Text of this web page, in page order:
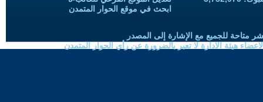
ابحث في موقع الحوار المتمدن
متاحة للجميع مع الإشارة إلى المصدر
هيئة الادارة لا تعبر بالضرورة عن رأي الحوار المتمدن